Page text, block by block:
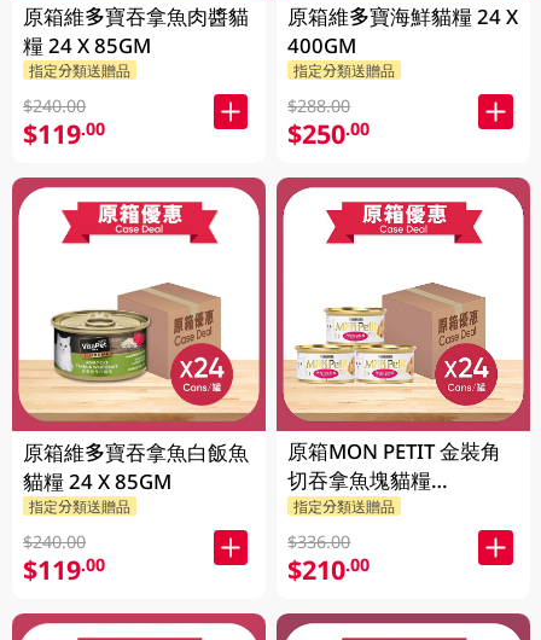
原箱維多寶吞拿魚肉醬貓
糧 24 X 85GM
指定分類送贈品
$240.00
$119.00
原箱維多寶吞拿魚白飯魚
貓糧 24 X 85GM
指定分類送贈品
$240.00
$119.00
原箱維多寶海鮮貓糧 24 X
400GM
指定分類送贈品
$288.00
$250.00
原箱MON PETIT 金裝角
切吞拿魚塊貓糧
24X85GM
指定分類送贈品
$336.00
$210.00